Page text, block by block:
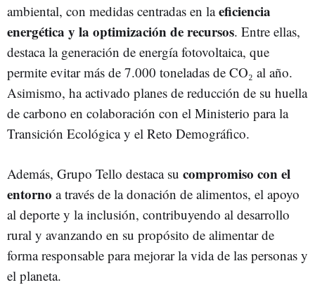
ambiental, con medidas centradas en laeficiencia
energética y la optimización de recursos. Entre ellas,
destaca la generación de energía fotovoltaica, que
permite evitar más de 7.000 toneladas de CO₂ al año.
Asimismo, ha activado planes de reducción de su huella
de carbono en colaboración con el Ministerio para la
Transición Ecológica y el Reto Demográfico.
Además, Grupo Tello destaca su compromiso con el
entorno a través de la donación de alimentos, el apoyo
al deporte y la inclusión, contribuyendo al desarrollo
rural y avanzando en su propósito de alimentar de
forma responsable para mejorar la vida de las personas y
el planeta.